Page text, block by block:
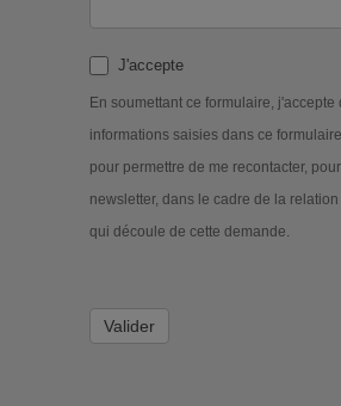
J'accepte
En soumettant ce formulaire, j'accepte
informations saisies dans ce
pour permettre de me recontacter,
newsletter, dans le cadre de la
qui découle de cette demande.
Valider